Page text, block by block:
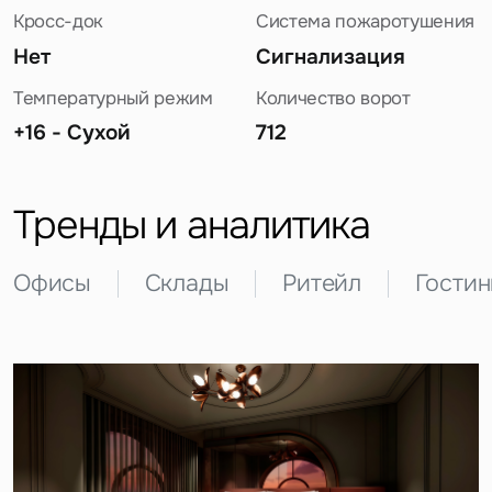
Кросс-док
Нет
Система пожаротушения
Сигнализация
Температурный режим
+16 - Сухой
Количество ворот
712
Тренды и аналитика
Офисы Склады Ритейл
Вопрос
Предложение
Это обязательное поле
Это обязательное поле